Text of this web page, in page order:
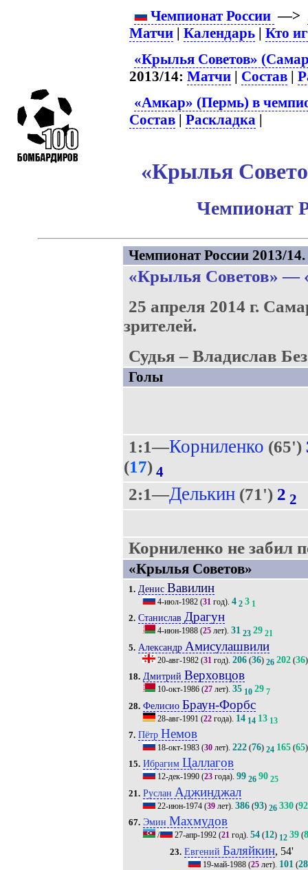
Чемпионат России —>
Матчи |Календарь |Кто
«Крылья Советов»
2013/14:Матчи | Состав |
«Амкар» (Пермь) в
Состав |Раскладка |
«Крылья
Чемпионат
Чемпионат России 2013/
«Крылья Советов» —
25 апреля 2014 г.
зрителей.
Судья – Владислав
Голы
1:1—Корниленко (65')
(17) 4
2:1—Делькин(71') 2 2
Корниленко не забил
«Крылья Советов»
1. Денис Вавилин
4-июл-1982(31год). 4 2 3 1
2. Станислав Драгун
4-июн-1988(25лет). 31 23 29 21
5. Александр Амисулашвили
20-авг-1982(31 год). 206(36) 26 202(36)
18. Дмитрий Верховцов
10-окт-1986(27лет). 35 10 29 7
28. Фелисио Браун-Форбс
28-авг-1991 (22года). 14 14 13 13
7. Пётр Немов
18-окт-1983(30лет). 222(76) 24 165(65)
15. Ибрагим Цаллагов
12-дек-1990(23года). 99 26 90 25
21. Руслан Аджинджал
22-июн-1974(39лет). 386(93) 26 330(92
67. Эмин Махмудов
/ 27-апр-1992(21год). 54(12) 12 39(8
23. Евгений Баляйкин, 54'
19-май-1988 (25 лет). 101 (28